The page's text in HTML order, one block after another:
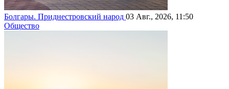
Болгары. Приднестровский народ 03 Авг., 2026, 11:50
Общество